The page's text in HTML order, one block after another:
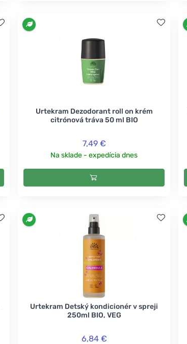
Urtekram Dezodorant roll on krém
citrónová tráva 50 ml BIO
7,49 €
Na sklade - expedícia dnes
Urtekram Detský kondicionér v spreji
250ml BIO, VEG
6,84 €